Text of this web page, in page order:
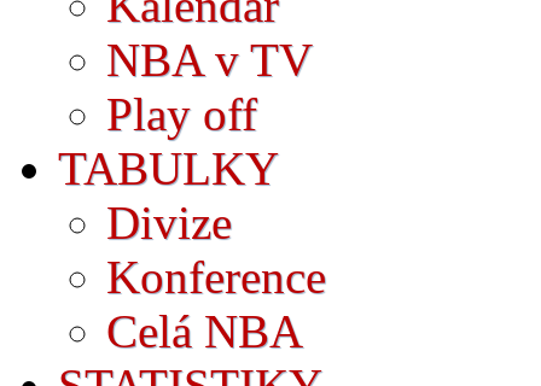
NBA v TV
Play off
TABULKY
Divize
Konference
Celá NBA